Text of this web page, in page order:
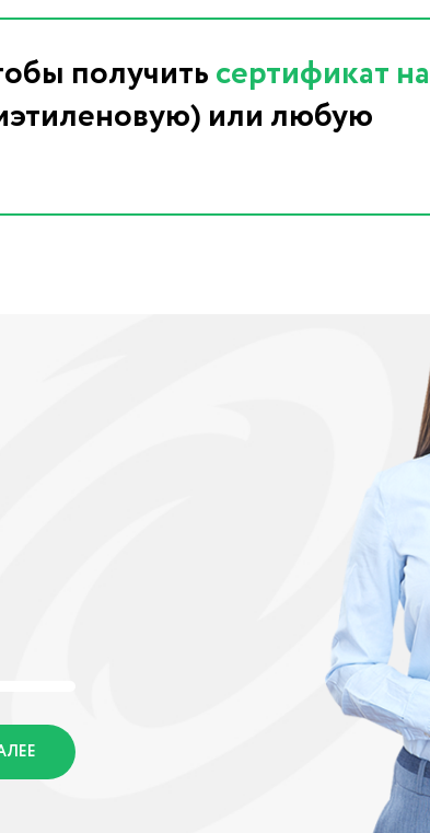
получитьсертификат на
или любую